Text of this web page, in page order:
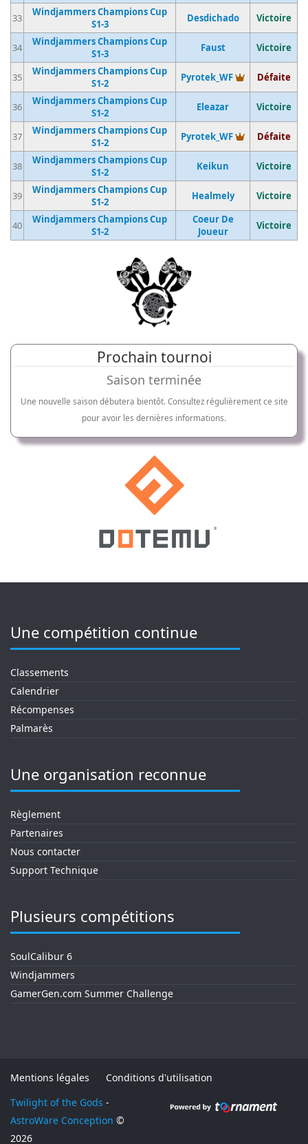
33
Windjammers Champions Cup
S1-3
Desdichado Victoire
34
Windjammers Champions Cup
S1-3
Faust Victoire
35
Windjammers Champions Cup
S1-2
Pyrotek_WF Vainqueur
Défaite
36
Windjammers Champions Cup
S1-2
Eleazar Victoire
37
Windjammers Champions Cup
S1-2
Pyrotek_WF Vainqueur
Défaite
38
Windjammers Champions Cup
S1-2
Keikun Victoire
39
Windjammers Champions Cup
S1-2
Healmely Victoire
40
Windjammers Champions Cup
S1-2
Coeur De
Joueur
Victoire
Prochain tournoi
Saison terminée
Une nouvelle saison débutera bientôt. Consultez régulièrement ce site
pour avoir les dernières informations.
Une compétition continue
Classements
Calendrier
Récompenses
Palmarès
Une organisation reconnue
Règlement
Partenaires
Nous contacter
Support Technique
Plusieurs compétitions
SoulCalibur 6
Windjammers
GamerGen.com Summer Challenge
Mentions légales
Conditions d'utilisation
Twilight of the Gods -
AstroWare Conception ©
2026